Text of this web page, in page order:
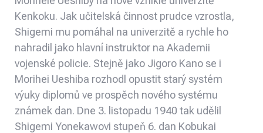
Kenkoku. Jak učitelská činnost prudce vzrostla,
Shigemi mu pomáhal na univerzitě a rychle ho
nahradil jako hlavní instruktor na Akademii
vojenské policie. Stejně jako Jigoro Kano se i
Morihei Ueshiba rozhodl opustit starý systém
výuky diplomů ve prospěch nového systému
známek dan. Dne 3. listopadu 1940 tak udělil
Shigemi Yonekawovi stupeň 6. dan Kobukai